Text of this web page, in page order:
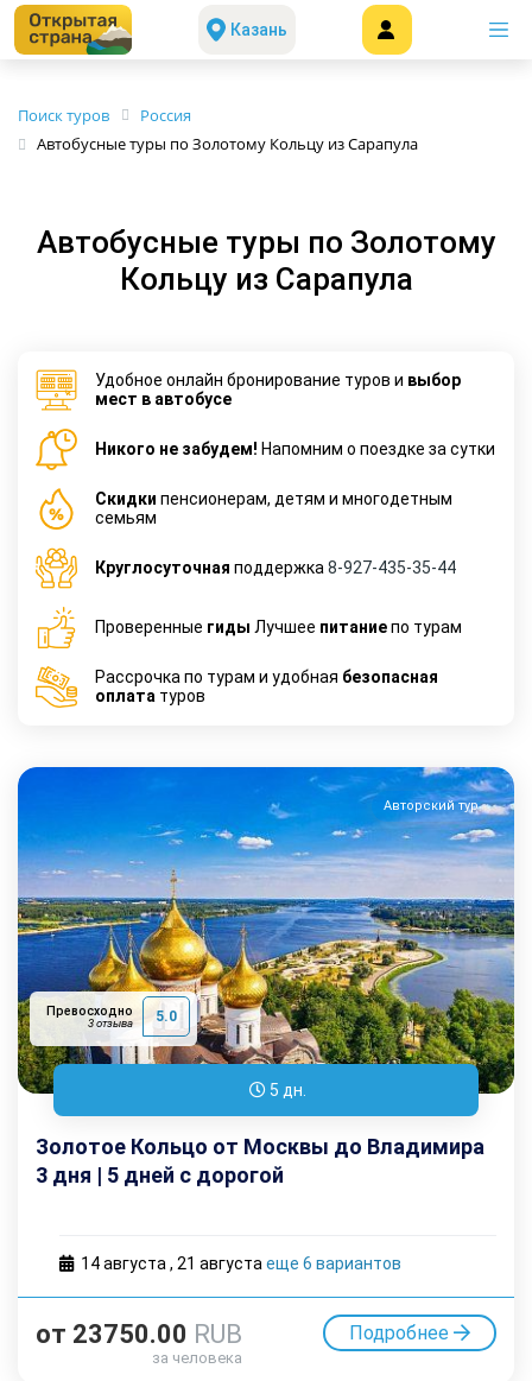
Казань
Поиск туров
Россия
Автобусные туры по Золотому Кольцу из Сарапула
Автобусные туры по Золотому
Кольцу из Сарапула
Удобное онлайн бронирование туров и выбор
мест в автобусе
Никого не забудем! Напомним о поездке за сутки
Cкидки пенсионерам, детям и многодетным
семьям
Круглосуточная поддержка 8-927-435-35-44
Проверенные гиды Лучшее питаниепо турам
Рассрочка по турам и удобная безопасная
оплата туров
Превосходно
3 отзыва 5.0
Авторский тур
5 дн.
Золотое Кольцо от Москвы до Владимира
3 дня | 5 дней с дорогой
14 августа, 21 августаеще 6 вариантов
от 23750.00 RUB
за человека
Подробнее